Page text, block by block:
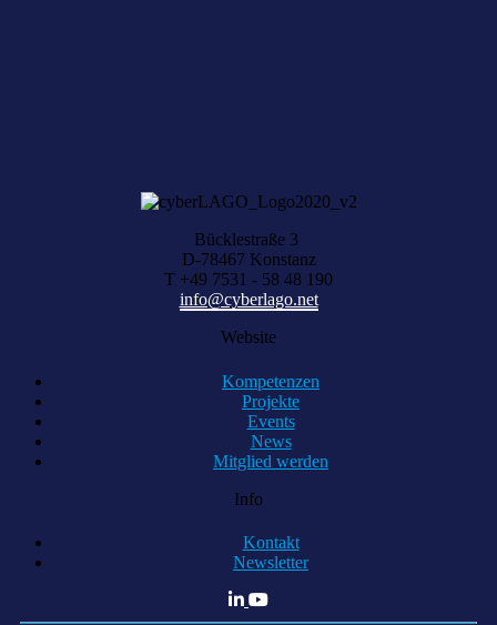
Bücklestraße 3
D-78467 Konstanz
T +49 7531 - 58 48 190
info@cyberlago.net
Website
Kompetenzen
Projekte
Events
News
Mitglied werden
Info
Kontakt
Newsletter